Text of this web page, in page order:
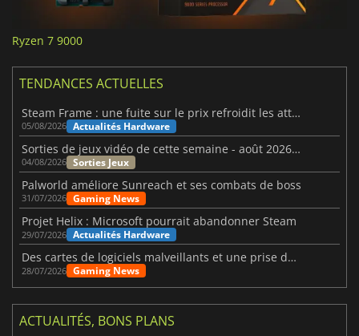
Ryzen 7 9000
TENDANCES ACTUELLES
Steam Frame : une fuite sur le prix refroidit les attentes VR
05/08/2026 Actualités Hardware
Sorties de jeux vidéo de cette semaine - août 2026 (semaine 32)
04/08/2026 Sorties Jeux
Palworld améliore Sunreach et ses combats de boss
31/07/2026 Gaming News
Projet Helix : Microsoft pourrait abandonner Steam
29/07/2026 Actualités Hardware
Des cartes de logiciels malveillants et une prise de contrôle de Discord ont touché Meccha Chameleon
28/07/2026 Gaming News
ACTUALITÉS, BONS PLANS